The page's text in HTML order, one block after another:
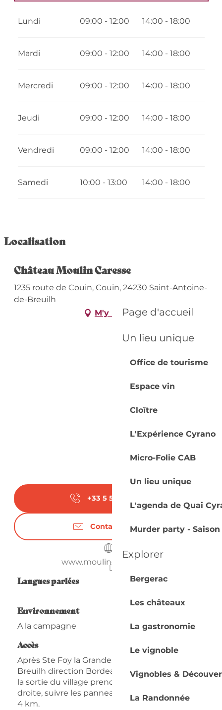
Page d'accueil
Un lieu unique
Office de tourisme
Espace vin
Cloître
L'Expérience Cyrano
Micro-Folie CAB
Un lieu unique
L'agenda de Quai
Murder party - Saison
Explorer
Bergerac
Les châteaux
La gastronomie
Le vignoble
Vignobles &
La Randonnée
Lundi 09:00 - 12:00 14:00 - 18:00
Mardi 09:00 - 12:00 14:00 - 18:00
Mercredi 09:00 - 12:00 14:00 - 18:00
Jeudi 09:00 - 12:00 14:00 - 18:00
Vendredi 09:00 - 12:00 14:00 - 18:00
Samedi 10:00 - 13:00 14:00 - 18:00
Localisation
Château Moulin Caresse
1235 route de Couin, Couin, 24230 Saint-Antoine-
de-Breuilh
M'y rendre
+33 5 53 27 55
Contactez-nous
www.moulincaresse.com
Langues parlées
Langues parlées
Environnement
Environnement
A la campagne
Accès
Accès
Après Ste Foy la Grande, à St Antoine de
Breuilh direction Bordeaux (D936), juste avant
la sortie du village prendre une petite route à
droite, suivre les panneaux, propriété à environ
4 km.